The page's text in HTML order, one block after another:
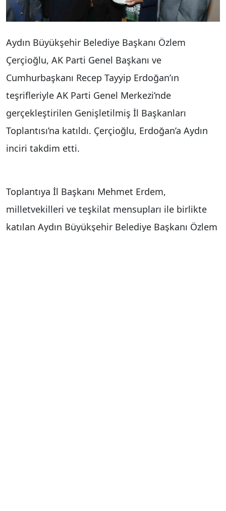
Aydın Büyükşehir Belediye Başkanı Özlem
Çerçioğlu, AK Parti Genel Başkanı ve
Cumhurbaşkanı Recep Tayyip Erdoğan’ın
teşrifleriyle AK Parti Genel Merkezi’nde
gerçekleştirilen Genişletilmiş İl Başkanları
Toplantısı’na katıldı. Çerçioğlu, Erdoğan’a Aydın
inciri takdim etti.
Toplantıya İl Başkanı Mehmet Erdem,
milletvekilleri ve teşkilat mensupları ile birlikte
katılan Aydın Büyükşehir Belediye Başkanı Özlem